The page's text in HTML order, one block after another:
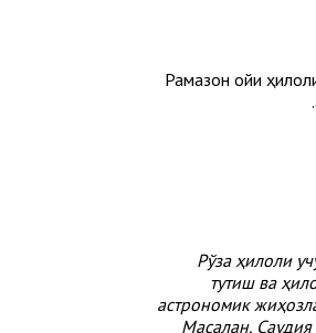
Рамазон ойи
Рўза ҳилоли
тутиш ва
астрономик
Масалан,